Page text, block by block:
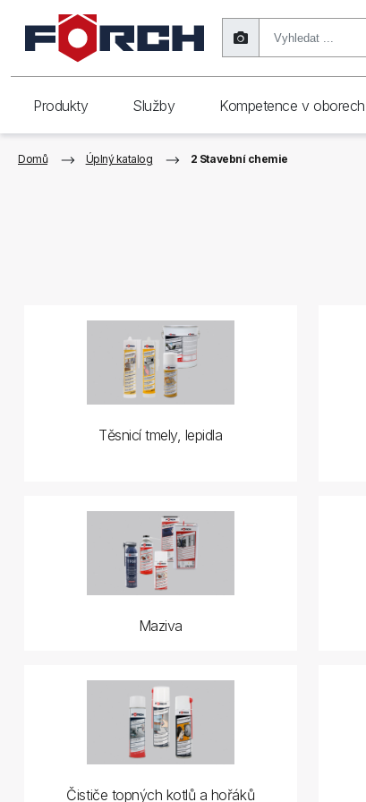
Produkty Služby Kompetence v oborech
Domů Úplný katalog 2 Stavební chemie
Těsnicí tmely, lepidla
Maziva
Čističe topných kotlů a hořáků